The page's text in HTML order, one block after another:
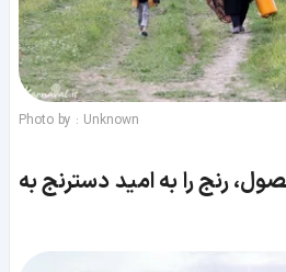
Photo by : Unknown
رنج را به امید دسترنج به